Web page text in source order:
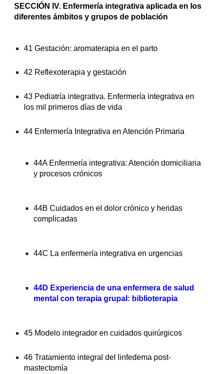
SECCIÓN IV. Enfermería integrativa aplicada en los
diferentes ámbitos y grupos de población
41 Gestación: aromaterapia en el parto
42 Reflexoterapia y gestación
43 Pediatría integrativa. Enfermería integrativa en
los mil primeros días de vida
44 Enfermería Integrativa en Atención Primaria
44A Enfermería integrativa: Atención domiciliaria
y procesos crónicos
44B Cuidados en el dolor crónico y heridas
complicadas
44C La enfermería integrativa en urgencias
44D Experiencia de una enfermera de salud
mental con terapia grupal: biblioterapia
45 Modelo integrador en cuidados quirúrgicos
46 Tratamiento integral del linfedema post-
mastectomía